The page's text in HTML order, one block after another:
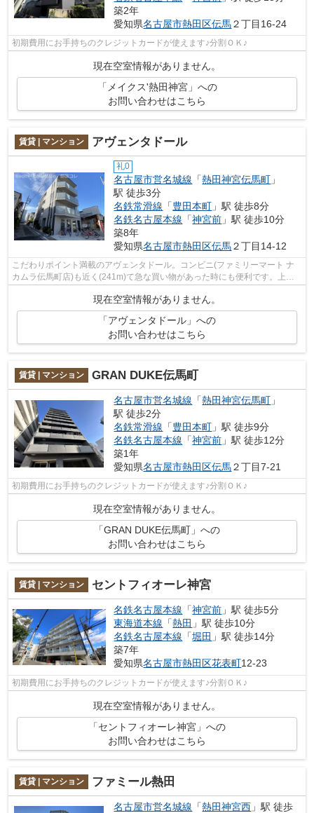
築2年
愛知県名古屋市熱田区伝馬２丁目16-24
初期費用にお手持ちのクレジットカードが使えます♪分割ＯＫ♪
現在空室情報がありません。
「メイクス'熱田神宮」への
お問い合わせはこちら
賃貸 | マンション アヴェンタドール
礼0
名古屋市営名城線 「熱田神宮伝馬町 」
駅 徒歩3分
名鉄常滑線 「豊田本町 」駅 徒歩8分
名鉄名古屋本線 「神宮前 」駅 徒歩10分
築8年
愛知県名古屋市熱田区伝馬２丁目14-12
こだわりポイント満載のアヴェンタドール。コンビニ(ファミリーマート ナ
カムラ伝馬町店)も近く(241m)て急な買い物があった時にも便利です。上階
からの音が聞こえないのが最上階の最大...
現在空室情報がありません。
「アヴェンタドール」への
お問い合わせはこちら
賃貸 | マンション GRAN DUKE伝馬町
名古屋市営名城線 「熱田神宮伝馬町 」
駅 徒歩2分
名鉄常滑線 「豊田本町 」駅 徒歩9分
名鉄名古屋本線 「神宮前 」駅 徒歩12分
築1年
愛知県名古屋市熱田区伝馬２丁目7-21
初期費用にお手持ちのクレジットカードが使えます♪分割ＯＫ♪
現在空室情報がありません。
「GRAN DUKE伝馬町」への
お問い合わせはこちら
賃貸 | マンション セントフィオーレ神宮
名鉄名古屋本線 「神宮前 」駅 徒歩5分
東海道本線 「熱田 」駅 徒歩10分
名鉄名古屋本線 「堀田 」駅 徒歩14分
築7年
愛知県名古屋市熱田区花表町12-23
初期費用にお手持ちのクレジットカードが使えます♪分割ＯＫ♪
現在空室情報がありません。
「セントフィオーレ神宮」への
お問い合わせはこちら
賃貸 | マンション ファミール熱田
名古屋市営名城線 「熱田神宮西 」駅 徒歩